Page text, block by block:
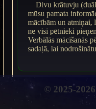
Divu krātuvju
mūsu pamata
mācībām un atmiņai,
ne visi pētnieki
Verbālās mācīšanās
sadaļā, lai
© 2025-